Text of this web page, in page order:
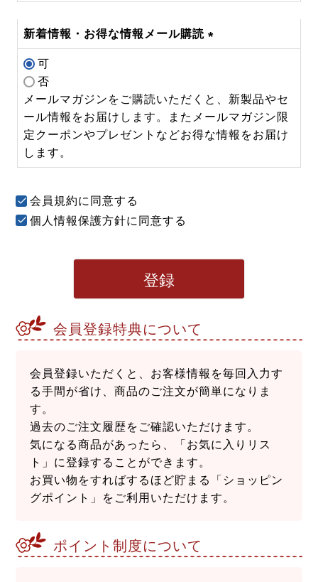
新着情報・お得な情報メール購読
可
否
メールマガジンをご購読いただくと、新製品やセ
ール情報をお届けします。またメールマガジン限
定クーポンやプレゼントなどお得な情報をお届け
します。
会員規約に同意する
個人情報保護方針に同意する
登録
会員登録特典について
会員登録いただくと、お客様情報を毎回入力す
る手間が省け、商品のご注文が簡単になりま
す。
過去のご注文履歴をご確認いただけます。
気になる商品があったら、「お気に入りリス
ト」に登録することができます。
お買い物をすればするほど貯まる「ショッピン
グポイント」をご利用いただけます。
ポイント制度について